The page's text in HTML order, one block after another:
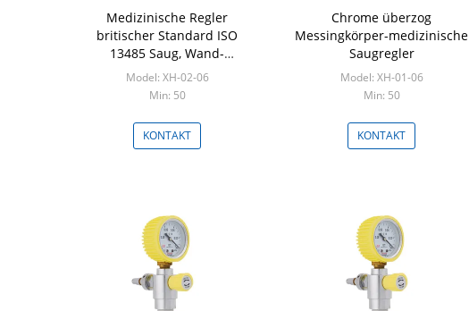
Medizinische Regler
britischer Standard ISO
13485 Saug, Wand-
Saugregler
Model: XH-02-06
Min: 50
KONTAKT
Chrome überzog
Messingkörper-medizinische
Saugregler
Model: XH-01-06
Min: 50
KONTAKT